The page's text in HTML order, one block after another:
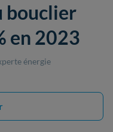
bouclier
en 2023
énergie